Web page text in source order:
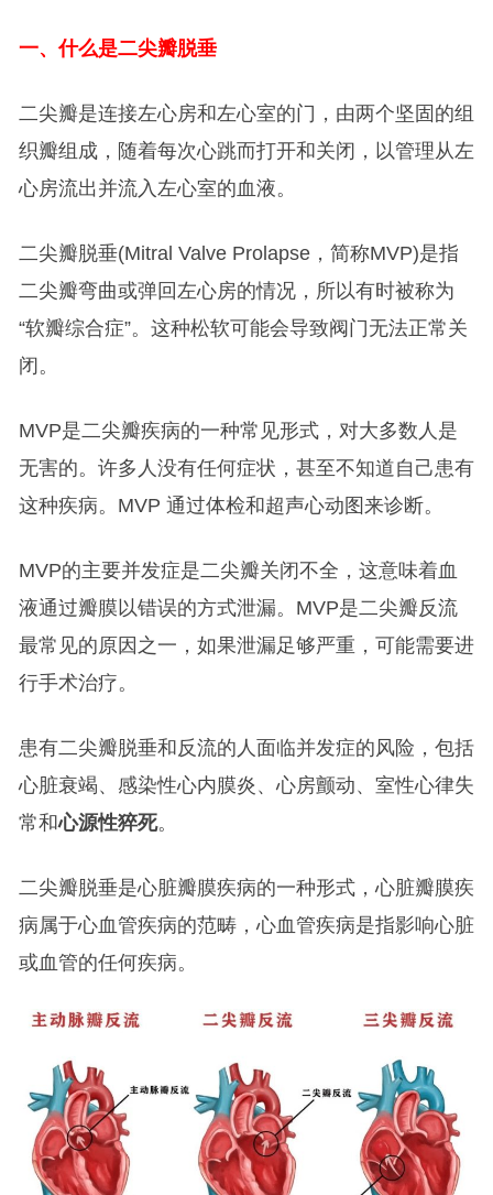
一、什么是二尖瓣脱垂
二尖瓣是连接左心房和左心室的门，由两个坚固的组
织瓣组成，随着每次心跳而打开和关闭，以管理从左
心房流出并流入左心室的血液。
二尖瓣脱垂(Mitral Valve Prolapse，简称MVP)是指
二尖瓣弯曲或弹回左心房的情况，所以有时被称为
“软瓣综合症”。这种松软可能会导致阀门无法正常关
闭。
MVP是二尖瓣疾病的一种常见形式，对大多数人是
无害的。许多人没有任何症状，甚至不知道自己患有
这种疾病。MVP 通过体检和超声心动图来诊断。
MVP的主要并发症是二尖瓣关闭不全，这意味着血
液通过瓣膜以错误的方式泄漏。MVP是二尖瓣反流
最常见的原因之一，如果泄漏足够严重，可能需要进
行手术治疗。
患有二尖瓣脱垂和反流的人面临并发症的风险，包括
心脏衰竭、感染性心内膜炎、心房颤动、室性心律失
常和心源性猝死。
二尖瓣脱垂是心脏瓣膜疾病的一种形式，心脏瓣膜疾
病属于心血管疾病的范畴，心血管疾病是指影响心脏
或血管的任何疾病。